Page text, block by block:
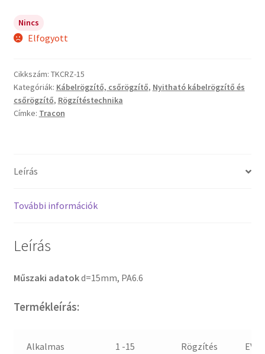
Nincs
Elfogyott
Cikkszám: TKCRZ-15
Kategóriák: Kábelrögzítő, csőrögzítő, Nyitható kábelrögzítő és
csőrögzítő, Rögzítéstechnika
Címke: Tracon
Leírás
További információk
Leírás
Műszaki adatokd=15mm, PA6.6
Termékleírás:
Alkalmas
1 -15
Rögzítés